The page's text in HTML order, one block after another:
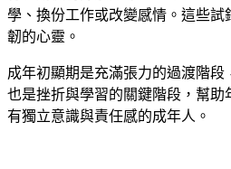
學、換份工作或改變感情。這些
韌的心靈。
成年初顯期是充滿張力的過渡階段
也是挫折與學習的關鍵階段，幫
有獨立意識與責任感的成年人。